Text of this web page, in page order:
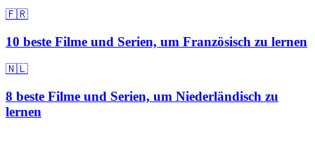
🇫🇷
10 beste Filme und Serien, um Französisch zu lernen
🇳🇱
8 beste Filme und Serien, um Niederländisch zu
lernen